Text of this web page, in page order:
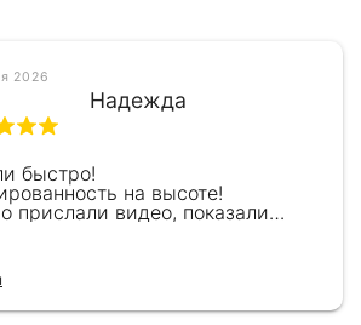
2026
Надежда
быстро!
на высоте!
прислали видео, показали
и положили